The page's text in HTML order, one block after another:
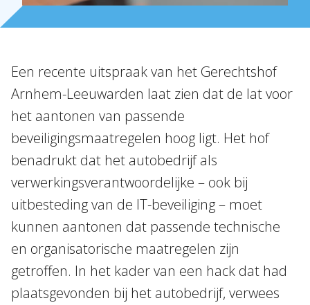
Topics
Internationaal
Nieuws
NL EN DE FR
Een recente uitspraak van het Gerechtshof
Arnhem-Leeuwarden laat zien dat de lat voor
het aantonen van passende
beveiligingsmaatregelen hoog ligt. Het hof
benadrukt dat het autobedrijf als
verwerkingsverantwoordelijke – ook bij
uitbesteding van de IT-beveiliging – moet
kunnen aantonen dat passende technische
en organisatorische maatregelen zijn
getroffen. In het kader van een hack dat had
plaatsgevonden bij het autobedrijf, verwees